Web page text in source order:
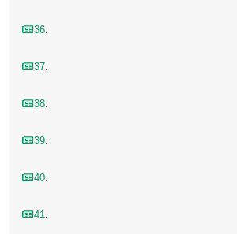
36.
37.
38.
39.
40.
41.